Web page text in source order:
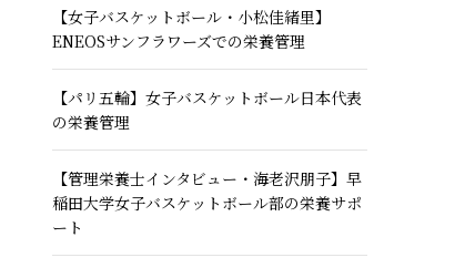
【女子バスケットボール・小松佳緒里】
ENEOSサンフラワーズでの栄養管理
【パリ五輪】女子バスケットボール日本代表
の栄養管理
【管理栄養士インタビュー・海老沢朋子】早
稲田大学女子バスケットボール部の栄養サポ
ート